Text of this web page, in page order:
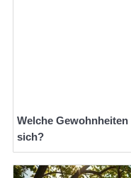
Welche
sich?